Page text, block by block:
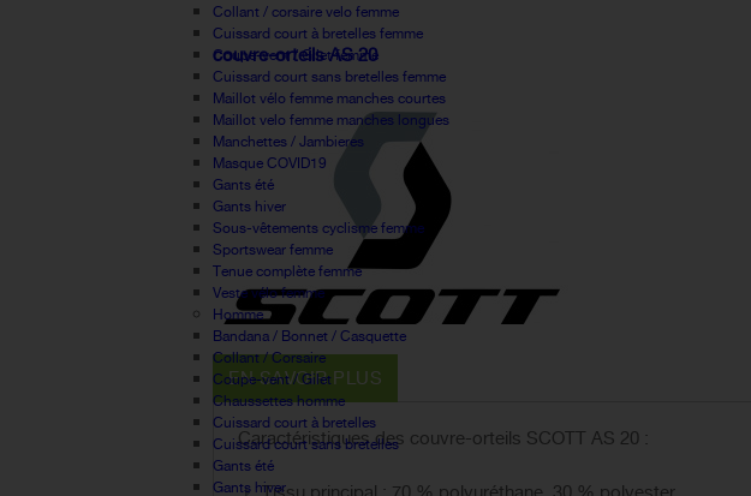
Collant / corsaire velo femme
Cuissard court à bretelles femme
Coupe-vent / Gilet femme
Cuissard court sans bretelles femme
Maillot vélo femme manches courtes
Maillot velo femme manches longues
Manchettes / Jambieres
Masque COVID19
Gants été
Gants hiver
Sous-vêtements cyclisme femme
Sportswear femme
Tenue complète femme
Veste vélo femme
Homme
Bandana / Bonnet / Casquette
Collant / Corsaire
Coupe-vent / Gilet
Chaussettes homme
Cuissard court à bretelles
Cuissard court sans bretelles
Gants été
Gants hiver
couvre-orteils AS 20
EN SAVOIR PLUS
Caractéristiques des couvre-orteils SCOTT AS 20 :